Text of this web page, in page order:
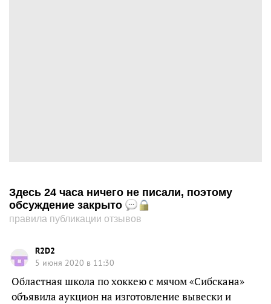
Здесь 24 часа ничего не писали, поэтому
обсуждение закрыто
правила публикации отзывов
R2D2
5 июня 2020 в 11:30
Областная школа по хоккею с мячом «Сибскана»
объявила аукцион на изготовление вывески и